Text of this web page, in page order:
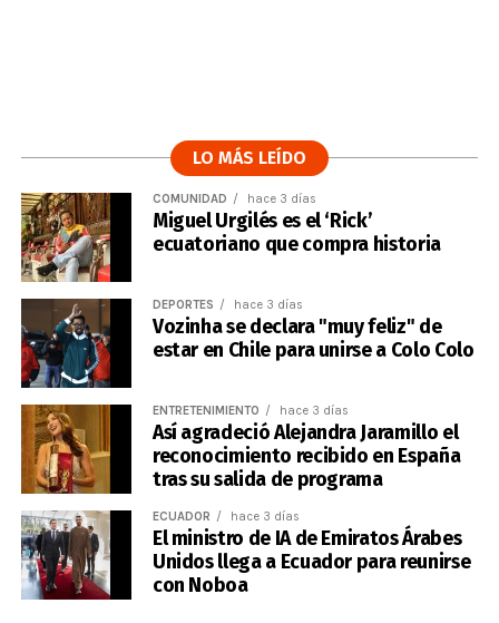
LO MÁS LEÍDO
COMUNIDAD hace 3 días
Miguel Urgilés es el ‘Rick’
ecuatoriano que compra historia
DEPORTES hace 3 días
Vozinha se declara "muy feliz" de
estar en Chile para unirse a Colo Colo
ENTRETENIMIENTO hace 3 días
Así agradeció Alejandra Jaramillo el
reconocimiento recibido en España
tras su salida de programa
ECUADOR hace 3 días
El ministro de IA de Emiratos Árabes
Unidos llega a Ecuador para reunirse
con Noboa